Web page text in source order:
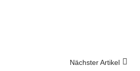
Nächster Artikel